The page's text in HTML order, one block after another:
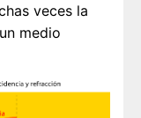
veces la
medio